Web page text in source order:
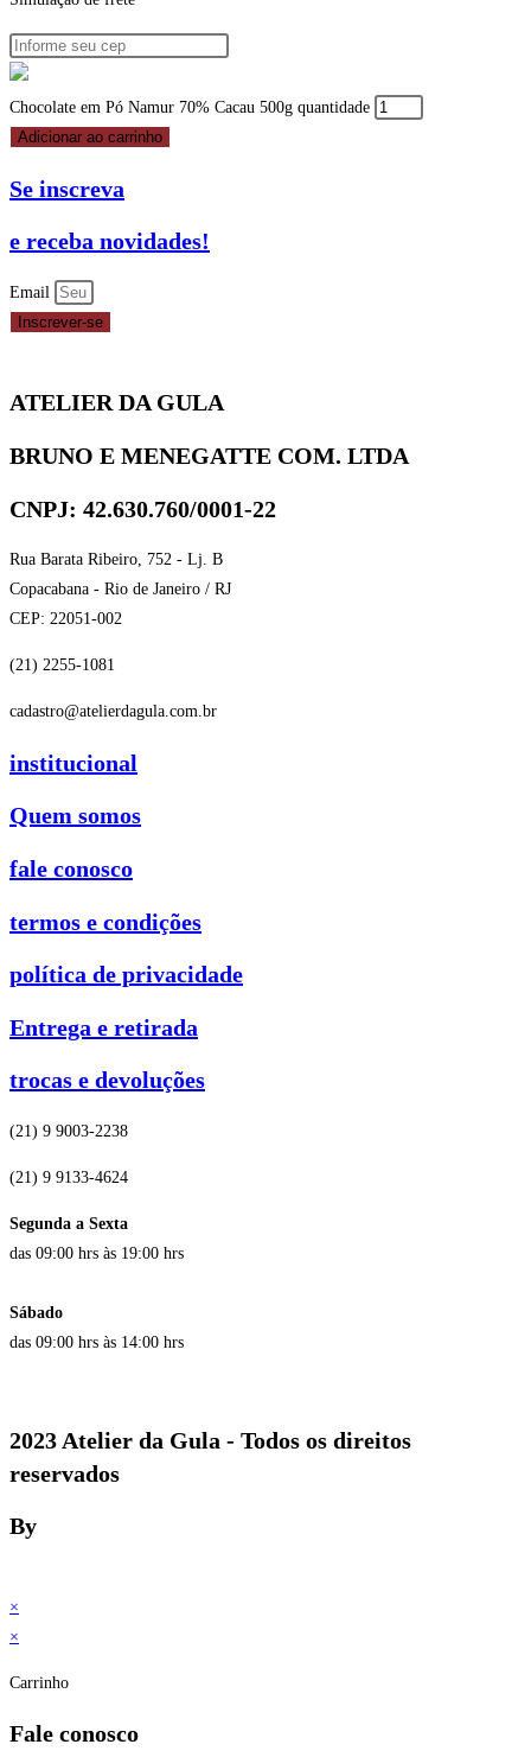
Chocolate em Pó Namur 70% Cacau 500g quantidade
Adicionar ao carrinho
Se inscreva
e receba novidades!
Email
Inscrever-se
ATELIER DA GULA
BRUNO E MENEGATTE COM. LTDA
CNPJ: 42.630.760/0001-22
Rua Barata Ribeiro, 752 - Lj. B
Copacabana - Rio de Janeiro / RJ
CEP: 22051-002
(21) 2255-1081
cadastro@atelierdagula.com.br
institucional
Quem somos
fale conosco
termos e condições
política de privacidade
Entrega e retirada
trocas e devoluções
(21) 9 9003-2238
(21) 9 9133-4624
Segunda a Sexta
das 09:00 hrs às 19:00 hrs
Sábado
das 09:00 hrs às 14:00 hrs
2023 Atelier da Gula - Todos os direitos
reservados
By
×
×
Carrinho
Fale conosco